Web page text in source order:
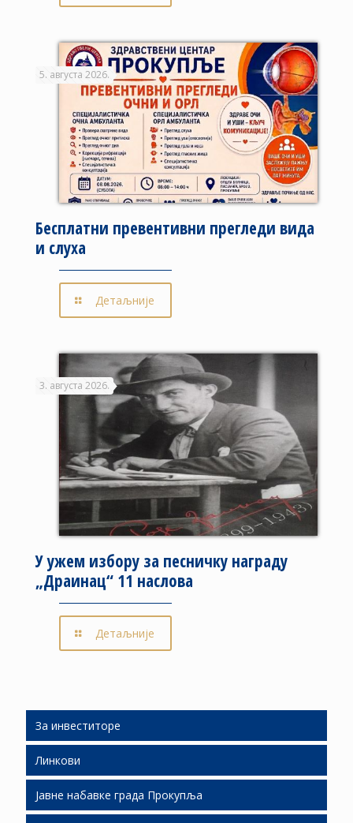
5. августа 2026.
Бесплатни превентивни прегледи вида
и слуха
Детаљније
3. августа 2026.
У ужем избору за песничку награду
„Драинац“ 11 наслова
Детаљније
За инвеститоре
Људски ресурси
Подршка инвестиционим улагањима
Линкови
Јавне набавке града Прокупља